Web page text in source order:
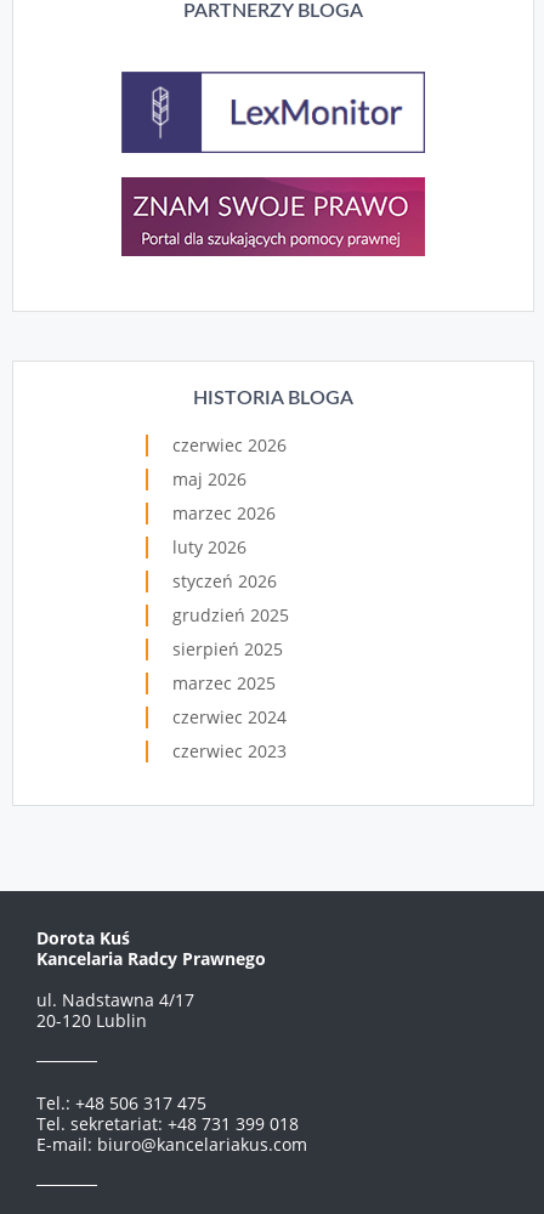
PARTNERZY BLOGA
HISTORIA BLOGA
czerwiec 2026
maj 2026
marzec 2026
luty 2026
styczeń 2026
grudzień 2025
sierpień 2025
marzec 2025
czerwiec 2024
czerwiec 2023
Dorota Kuś
Kancelaria Radcy Prawnego
ul. Nadstawna 4/17
20-120 Lublin
Tel.: +48 506 317 475
Tel. sekretariat: +48 731 399 018
E-mail: biuro@kancelariakus.com